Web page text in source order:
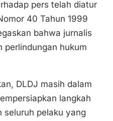
pers telah diatur
40 Tahun 1999
bahwa jurnalis
perlindungan hukum
DLDJ masih dalam
langkah
seluruh pelaku yang